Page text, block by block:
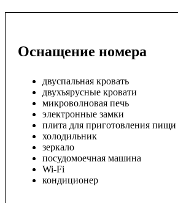
Оснащение номера
двуспальная кровать
двухъярусные кровати
микроволновая печь
электронные замки
плита для приготовления пищи
холодильник
зеркало
посудомоечная машина
Wi-Fi
кондиционер